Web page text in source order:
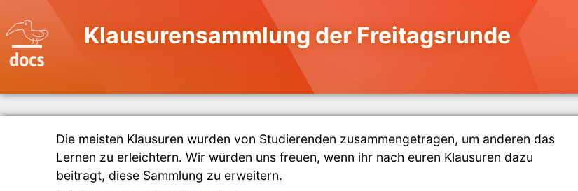
Klausurensammlung der Freitagsrunde
Die meisten Klausuren wurden von Studierenden zusammengetragen, um anderen das
Lernen zu erleichtern. Wir würden uns freuen, wenn ihr nach euren Klausuren dazu
beitragt, diese Sammlung zu erweitern.